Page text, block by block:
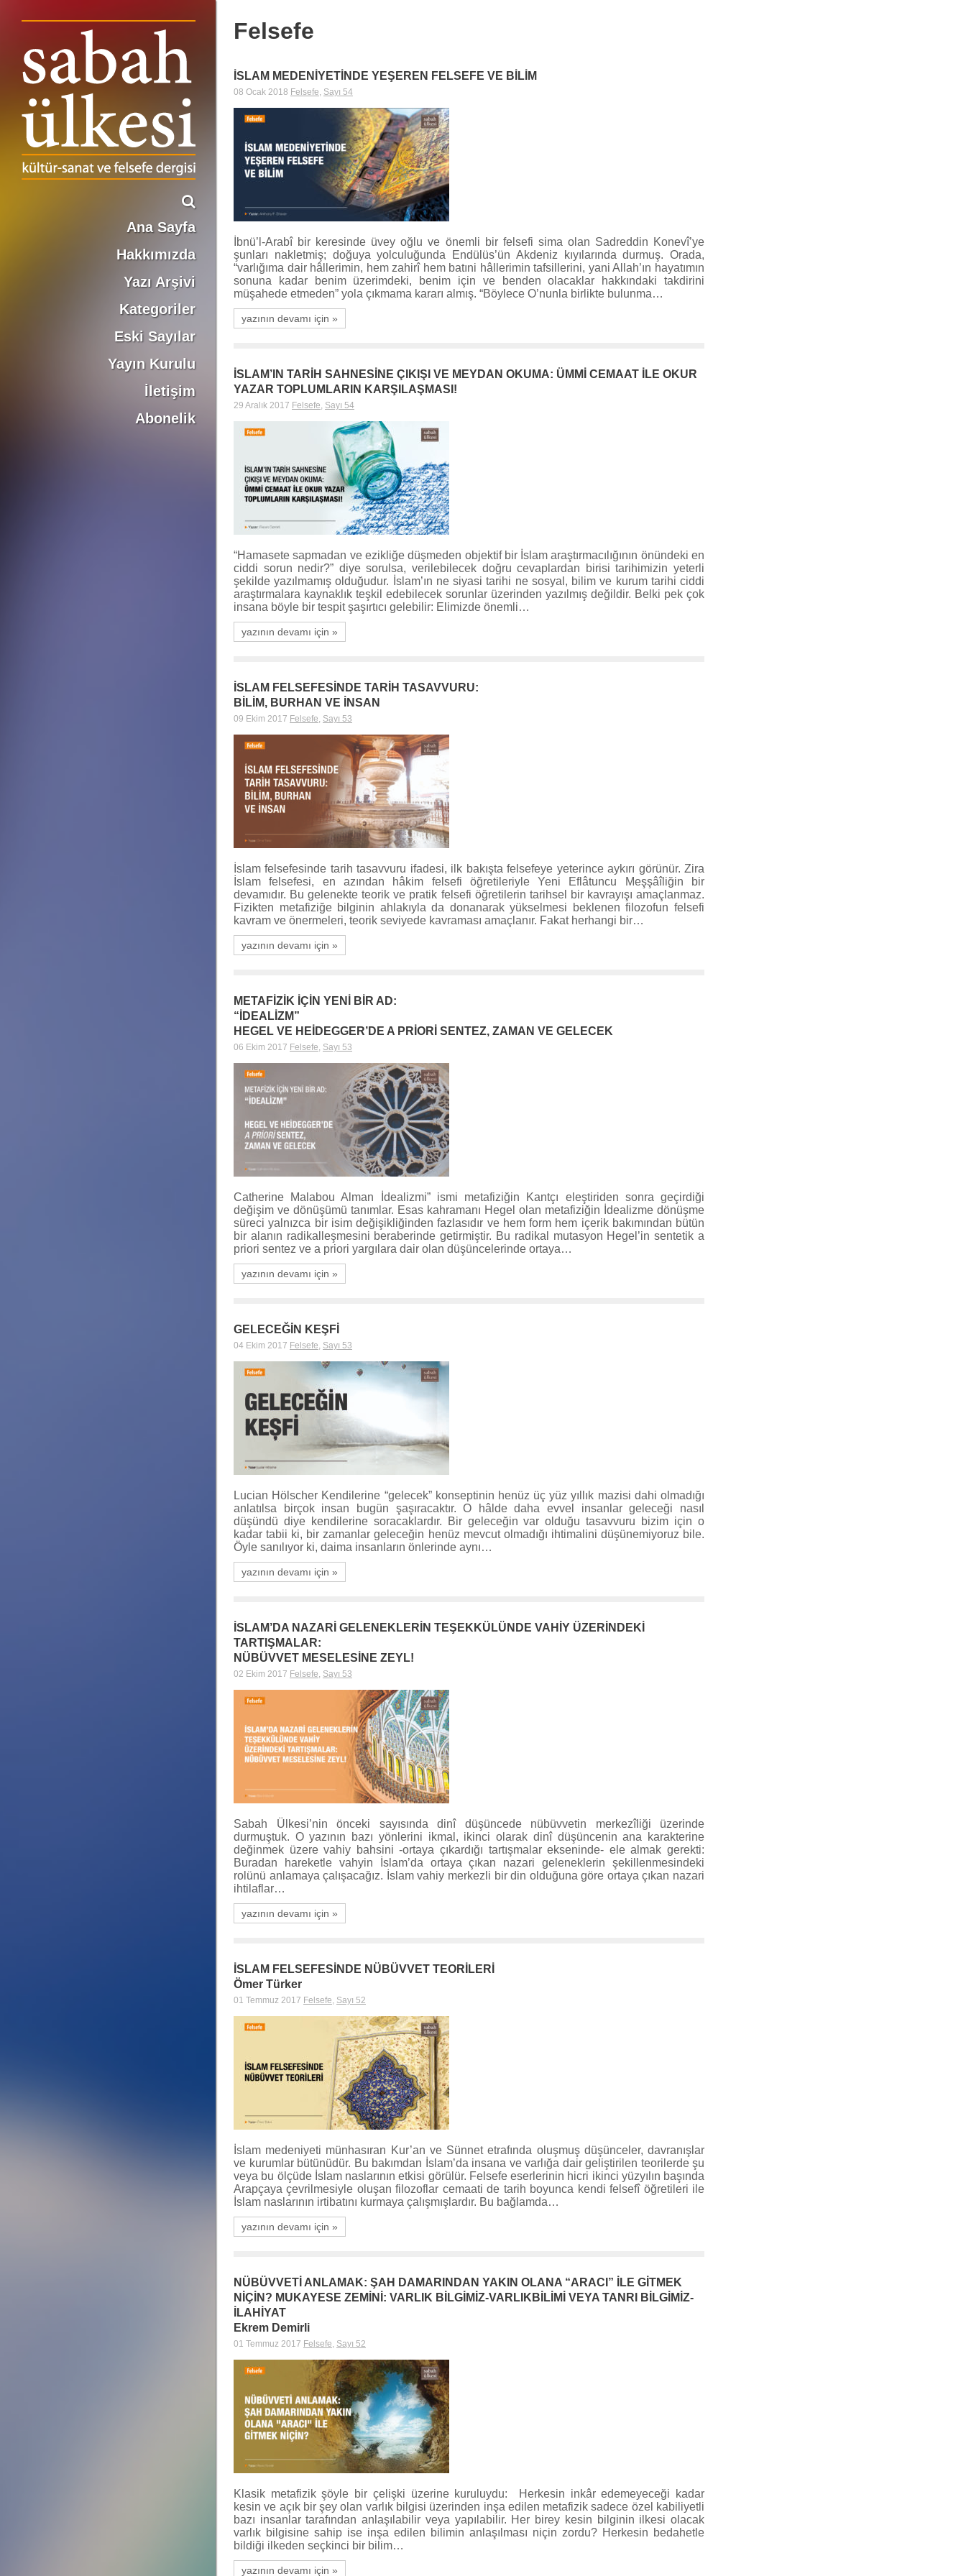
Ana Sayfa
Hakkımızda
Yazı Arşivi
Kategoriler
Eski Sayılar
Yayın Kurulu
İletişim
Abonelik
Felsefe
İSLAM MEDENİYETİNDE YEŞEREN FELSEFE VE BİLİM
08 Ocak 2018 Felsefe, Sayı 54
İbnü’l-Arabî bir keresinde üvey oğlu ve önemli bir felsefi sima olan Sadreddin Konevî’ye
şunları nakletmiş; doğuya yolculuğunda Endülüs’ün Akdeniz kıyılarında durmuş. Orada,
“varlığıma dair hâllerimin, hem zahirî hem batıni hâllerimin tafsillerini, yani Allah’ın hayatımın
sonuna kadar benim üzerimdeki, benim için ve benden olacaklar hakkındaki takdirini
müşahede etmeden” yola çıkmama kararı almış. “Böylece O’nunla birlikte bulunma…
yazının devamı için »
İSLAM’IN TARİH SAHNESİNE ÇIKIŞI VE MEYDAN OKUMA: ÜMMİ CEMAAT İLE OKUR
YAZAR TOPLUMLARIN KARŞILAŞMASI!
29 Aralık 2017 Felsefe, Sayı 54
“Hamasete sapmadan ve ezikliğe düşmeden objektif bir İslam araştırmacılığının önündeki en
ciddi sorun nedir?” diye sorulsa, verilebilecek doğru cevaplardan birisi tarihimizin yeterli
şekilde yazılmamış olduğudur. İslam’ın ne siyasi tarihi ne sosyal, bilim ve kurum tarihi ciddi
araştırmalara kaynaklık teşkil edebilecek sorunlar üzerinden yazılmış değildir. Belki pek çok
insana böyle bir tespit şaşırtıcı gelebilir: Elimizde önemli…
yazının devamı için »
İSLAM FELSEFESİNDE TARİH TASAVVURU:
BİLİM, BURHAN VE İNSAN
09 Ekim 2017 Felsefe, Sayı 53
İslam felsefesinde tarih tasavvuru ifadesi, ilk bakışta felsefeye yeterince aykırı görünür. Zira
İslam felsefesi, en azından hâkim felsefi öğretileriyle Yeni Eflâtuncu Meşşâîliğin bir
devamıdır. Bu gelenekte teorik ve pratik felsefi öğretilerin tarihsel bir kavrayışı amaçlanmaz.
Fizikten metafiziğe bilginin ahlakıyla da donanarak yükselmesi beklenen filozofun felsefi
kavram ve önermeleri, teorik seviyede kavraması amaçlanır. Fakat herhangi bir…
yazının devamı için »
METAFİZİK İÇİN YENİ BİR AD:
“İDEALİZM”
HEGEL VE HEİDEGGER’DE A PRİORİ SENTEZ, ZAMAN VE GELECEK
06 Ekim 2017 Felsefe, Sayı 53
Catherine Malabou Alman İdealizmi” ismi metafiziğin Kantçı eleştiriden sonra geçirdiği
değişim ve dönüşümü tanımlar. Esas kahramanı Hegel olan metafiziğin İdealizme dönüşme
süreci yalnızca bir isim değişikliğinden fazlasıdır ve hem form hem içerik bakımından bütün
bir alanın radikalleşmesini beraberinde getirmiştir. Bu radikal mutasyon Hegel’in sentetik a
priori sentez ve a priori yargılara dair olan düşüncelerinde ortaya…
yazının devamı için »
GELECEĞİN KEŞFİ
04 Ekim 2017 Felsefe, Sayı 53
Lucian Hölscher Kendilerine “gelecek” konseptinin henüz üç yüz yıllık mazisi dahi olmadığı
anlatılsa birçok insan bugün şaşıracaktır. O hâlde daha evvel insanlar geleceği nasıl
düşündü diye kendilerine soracaklardır. Bir geleceğin var olduğu tasavvuru bizim için o
kadar tabii ki, bir zamanlar geleceğin henüz mevcut olmadığı ihtimalini düşünemiyoruz bile.
Öyle sanılıyor ki, daima insanların önlerinde aynı…
yazının devamı için »
İSLAM’DA NAZARİ GELENEKLERİN TEŞEKKÜLÜNDE VAHİY ÜZERİNDEKİ
TARTIŞMALAR:
NÜBÜVVET MESELESİNE ZEYL!
02 Ekim 2017 Felsefe, Sayı 53
Sabah Ülkesi’nin önceki sayısında dinî düşüncede nübüvvetin merkezîliği üzerinde
durmuştuk. O yazının bazı yönlerini ikmal, ikinci olarak dinî düşüncenin ana karakterine
değinmek üzere vahiy bahsini -ortaya çıkardığı tartışmalar ekseninde- ele almak gerekti:
Buradan hareketle vahyin İslam’da ortaya çıkan nazari geleneklerin şekillenmesindeki
rolünü anlamaya çalışacağız. İslam vahiy merkezli bir din olduğuna göre ortaya çıkan nazari
ihtilaflar…
yazının devamı için »
İSLAM FELSEFESİNDE NÜBÜVVET TEORİLERİ
Ömer Türker
01 Temmuz 2017 Felsefe, Sayı 52
İslam medeniyeti münhasıran Kur’an ve Sünnet etrafında oluşmuş düşünceler, davranışlar
ve kurumlar bütünüdür. Bu bakımdan İslam’da insana ve varlığa dair geliştirilen teorilerde şu
veya bu ölçüde İslam naslarının etkisi görülür. Felsefe eserlerinin hicri ikinci yüzyılın başında
Arapçaya çevrilmesiyle oluşan filozoflar cemaati de tarih boyunca kendi felsefî öğretileri ile
İslam naslarının irtibatını kurmaya çalışmışlardır. Bu bağlamda…
yazının devamı için »
NÜBÜVVETİ ANLAMAK: ŞAH DAMARINDAN YAKIN OLANA “ARACI” İLE GİTMEK
NİÇİN? MUKAYESE ZEMİNİ: VARLIK BİLGİMİZ-VARLIKBİLİMİ VEYA TANRI BİLGİMİZ-
İLAHİYAT
Ekrem Demirli
01 Temmuz 2017 Felsefe, Sayı 52
Klasik metafizik şöyle bir çelişki üzerine kuruluydu: Herkesin inkâr edemeyeceği kadar
kesin ve açık bir şey olan varlık bilgisi üzerinden inşa edilen metafizik sadece özel kabiliyetli
bazı insanlar tarafından anlaşılabilir veya yapılabilir. Her birey kesin bilginin ilkesi olacak
varlık bilgisine sahip ise inşa edilen bilimin anlaşılması niçin zordu? Herkesin bedahetle
bildiği ilkeden seçkinci bir bilim…
yazının devamı için »